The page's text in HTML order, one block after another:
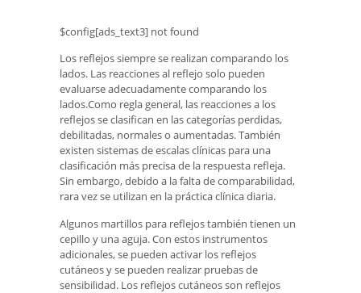
$config[ads_text3] not found
Los reflejos siempre se realizan comparando los
lados. Las reacciones al reflejo solo pueden
evaluarse adecuadamente comparando los
lados.Como regla general, las reacciones a los
reflejos se clasifican en las categorías perdidas,
debilitadas, normales o aumentadas. También
existen sistemas de escalas clínicas para una
clasificación más precisa de la respuesta refleja.
Sin embargo, debido a la falta de comparabilidad,
rara vez se utilizan en la práctica clínica diaria.
Algunos martillos para reflejos también tienen un
cepillo y una aguja. Con estos instrumentos
adicionales, se pueden activar los reflejos
cutáneos y se pueden realizar pruebas de
sensibilidad. Los reflejos cutáneos son reflejos